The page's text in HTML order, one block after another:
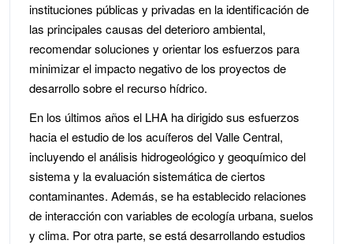
instituciones públicas y privadas en la identificación de
las principales causas del deterioro ambiental,
recomendar soluciones y orientar los esfuerzos para
minimizar el impacto negativo de los proyectos de
desarrollo sobre el recurso hídrico.
En los últimos años el LHA ha dirigido sus esfuerzos
hacia el estudio de los acuíferos del Valle Central,
incluyendo el análisis hidrogeológico y geoquímico del
sistema y la evaluación sistemática de ciertos
contaminantes. Además, se ha establecido relaciones
de interacción con variables de ecología urbana, suelos
y clima. Por otra parte, se está desarrollando estudios